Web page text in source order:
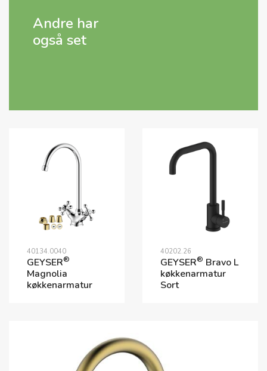
Andre har
også set
40134.0040
GEYSER®
Magnolia
køkkenarmatur
40202.26
GEYSER® Bravo L
køkkenarmatur
Sort